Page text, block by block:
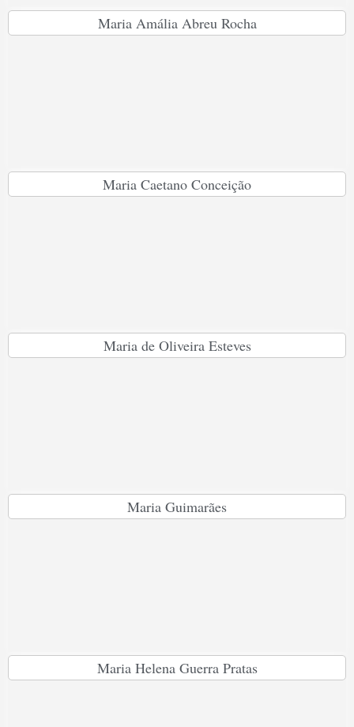
Maria Amália Abreu Rocha
Maria Caetano Conceição
Maria de Oliveira Esteves
Maria Guimarães
Maria Helena Guerra Pratas